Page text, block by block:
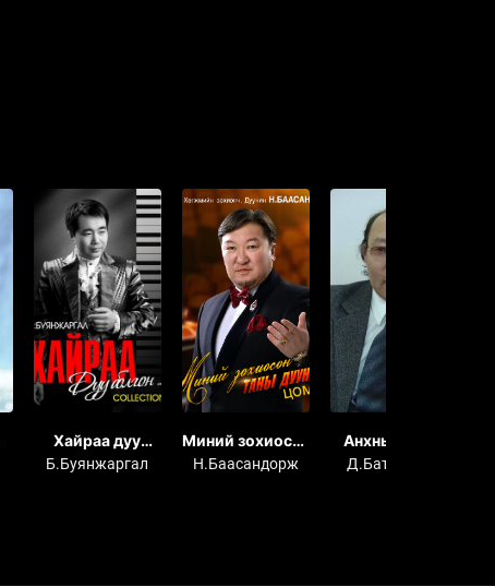
Хайраа дуу
болгон...
Б.Буянжаргал
Миний зохиосон
таны дуунууд
Н.Баасандорж
Анхны бороо
Д.Батжаргал